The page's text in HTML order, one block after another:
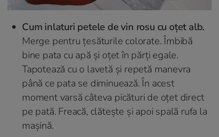
Cum inlaturi petele de vin rosu cu oțet alb.
Merge pentru țesăturile colorate. Îmbibă
bine pata cu apă și oțet în părți egale.
Tapotează cu o lavetă și repetă manevra
până ce pata se diminuează. În acest
moment varsă câteva picături de oțet direct
pe pată. Freacă, clătește și apoi spală rufa la
mașină.